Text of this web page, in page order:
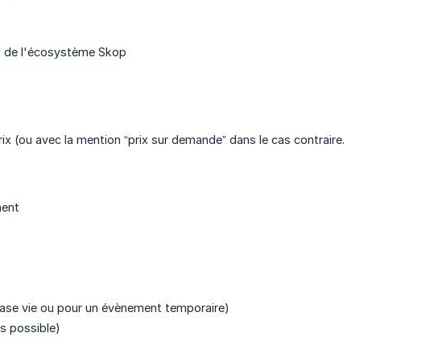
de l'écosystème Skop
avec la mention “prix sur demande” dans le cas contraire.
vie ou pour un évènement temporaire)
possible)